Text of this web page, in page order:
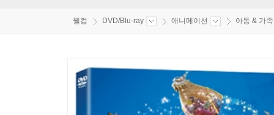
웰컴 DVD/Blu-ray 애니메이션 아동 & 가족